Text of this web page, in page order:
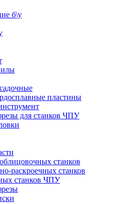
б\у
пластины
для станков ЧПУ
станков
раскроечных станков
станков ЧПУ